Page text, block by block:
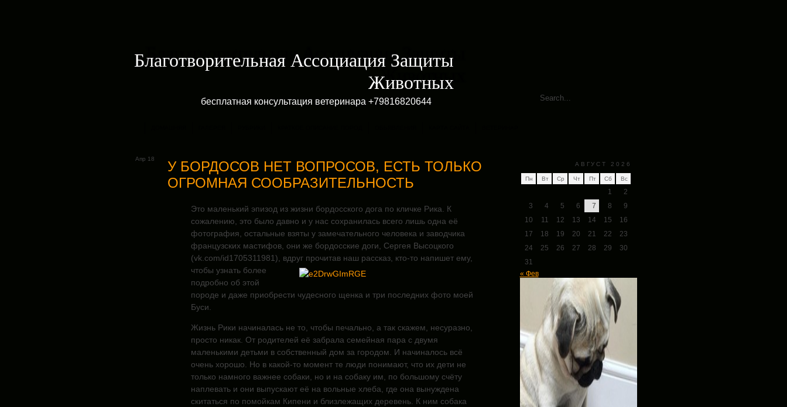
Благотворительная Ассоциация Защиты
Животных
бесплатная консультация ветеринара +79816820644
Апр 18
У БОРДОСОВ НЕТ ВОПРОСОВ, ЕСТЬ ТОЛЬКО
ОГРОМНАЯ СООБРАЗИТЕЛЬНОСТЬ
Это маленький эпизод из жизни бордосского дога по кличке Рика. К
сожалению, это было давно и у нас сохранилась всего лишь одна её
фотография, остальные взяты у замечательного человека и заводчика
французских мастифов, они же бордосские доги, Сергея Высоцкого
(vk.com/id1705311981), вдруг прочитав наш рассказ, кто-то напишет ему,
чтобы узнать более
подробно об этой
породе и даже приобрести чудесного щенка и три последних фото моей
Буси.
Жизнь Рики начиналась не то, чтобы печально, а так скажем, несуразно,
просто никак. От родителей её забрала семейная пара с двумя
маленькими детьми в собственный дом за городом. И начиналось всё
очень хорошо. Но в какой-то момент те люди понимают, что их дети не
только намного важнее собаки, но и на собаку им, по большому счёту
наплевать и они выпускают её на вольные хлеба, где она вынуждена
скитаться по помойкам Кипени и близлежащих деревень. К ним собака
АВГУСТ 2026
Пн Вт Ср Чт Пт Сб Вс
1
2
3
4 5 6 7 8
9
10
11 12 13 14 15
16
17
18 19 20 21 22
23
24
25 26 27 28 29
30
31
« Фев